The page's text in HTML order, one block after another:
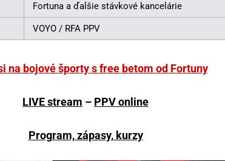
Fortuna a ďalšie stávkové kancelárie
VOYO / RFA PPV
na bojové športy s free betom od Fortuny
LIVE stream – PPV online
Program, zápasy, kurzy